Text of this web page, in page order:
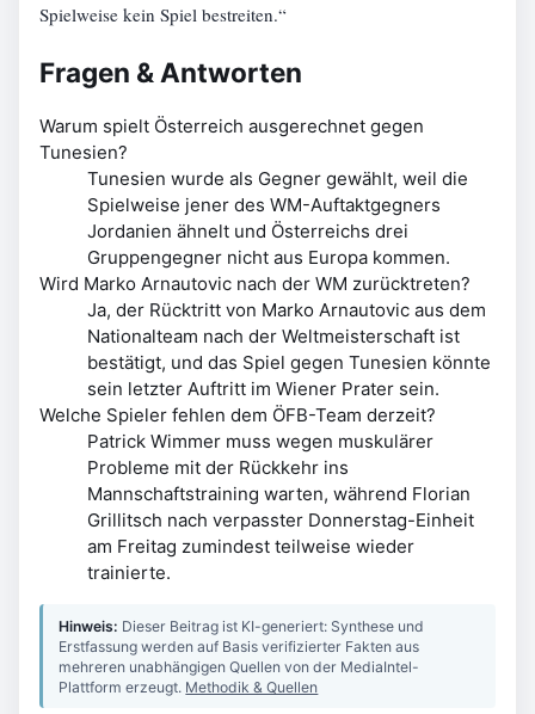
Spielweise kein Spiel bestreiten.“
Fragen & Antworten
Warum spielt Österreich ausgerechnet gegen
Tunesien?
Tunesien wurde als Gegner gewählt, weil die
Spielweise jener des WM-Auftaktgegners
Jordanien ähnelt und Österreichs drei
Gruppengegner nicht aus Europa kommen.
Wird Marko Arnautovic nach der WM zurücktreten?
Ja, der Rücktritt von Marko Arnautovic aus dem
Nationalteam nach der Weltmeisterschaft ist
bestätigt, und das Spiel gegen Tunesien könnte
sein letzter Auftritt im Wiener Prater sein.
Welche Spieler fehlen dem ÖFB-Team derzeit?
Patrick Wimmer muss wegen muskulärer
Probleme mit der Rückkehr ins
Mannschaftstraining warten, während Florian
Grillitsch nach verpasster Donnerstag-Einheit
am Freitag zumindest teilweise wieder
trainierte.
Hinweis: Dieser Beitrag ist KI-generiert: Synthese und
Erstfassung werden auf Basis verifizierter Fakten aus
mehreren unabhängigen Quellen von der MediaIntel-
Plattform erzeugt. Methodik & Quellen